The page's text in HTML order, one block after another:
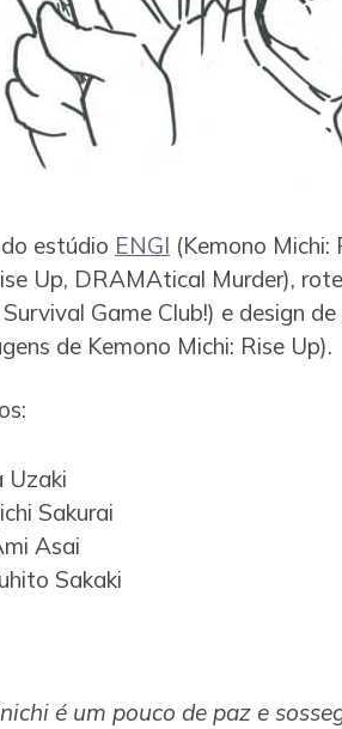
estúdio ENGI (Kemono Michi:
Up, DRAMAtical Murder),
Game Club!) e design
de Kemono Michi: Rise Up).
Uzaki
Sakurai
Asai
Sakaki
é um pouco de paz e